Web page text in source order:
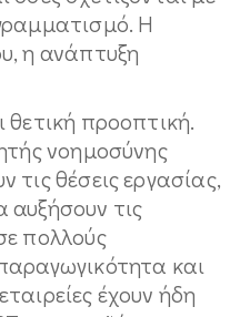
Η
η ανάπτυξη
θετική προοπτική.
νοημοσύνης
τις θέσεις εργασίας,
τις
πολλούς
και
έχουν ήδη